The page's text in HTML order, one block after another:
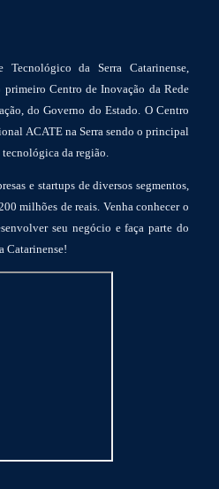
da Serra Catarinense,
Centro de Inovação da Rede
do Governo do Estado. O Centro
ACATE na Serra sendo o principal
da região.
e startups de diversos segmentos,
milhões de reais. Venha conhecer o
seu negócio e faça parte do
Catarinense!